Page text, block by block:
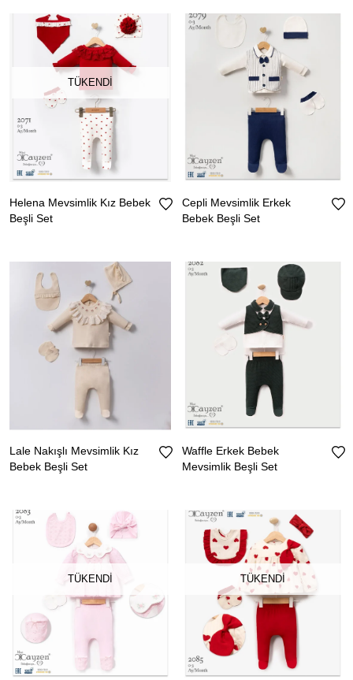
TÜKENDI
Helena Mevsimlik Kız Bebek
Beşli Set
Cepli Mevsimlik Erkek
Bebek Beşli Set
Lale Nakışlı Mevsimlik Kız
Bebek Beşli Set
Waffle Erkek Bebek
Mevsimlik Beşli Set
TÜKENDI TÜKENDI